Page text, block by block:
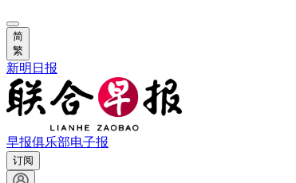
简
繁
新明日报
早报俱乐部电子报
订阅